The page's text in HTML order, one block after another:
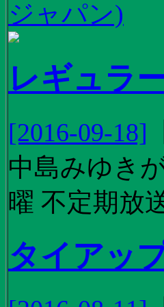
ジャパン)
レギュラ
[2016-09-18]
中島みゆき
曜 不定期放
タイアッ